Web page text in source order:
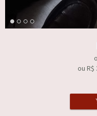
ou R$